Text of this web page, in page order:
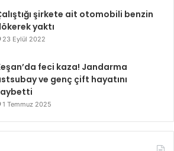
şirkete ait otomobili benzin
yaktı
23 Eylül 2022
feci kaza! Jandarma
ve genç çift hayatını
1 Temmuz 2025